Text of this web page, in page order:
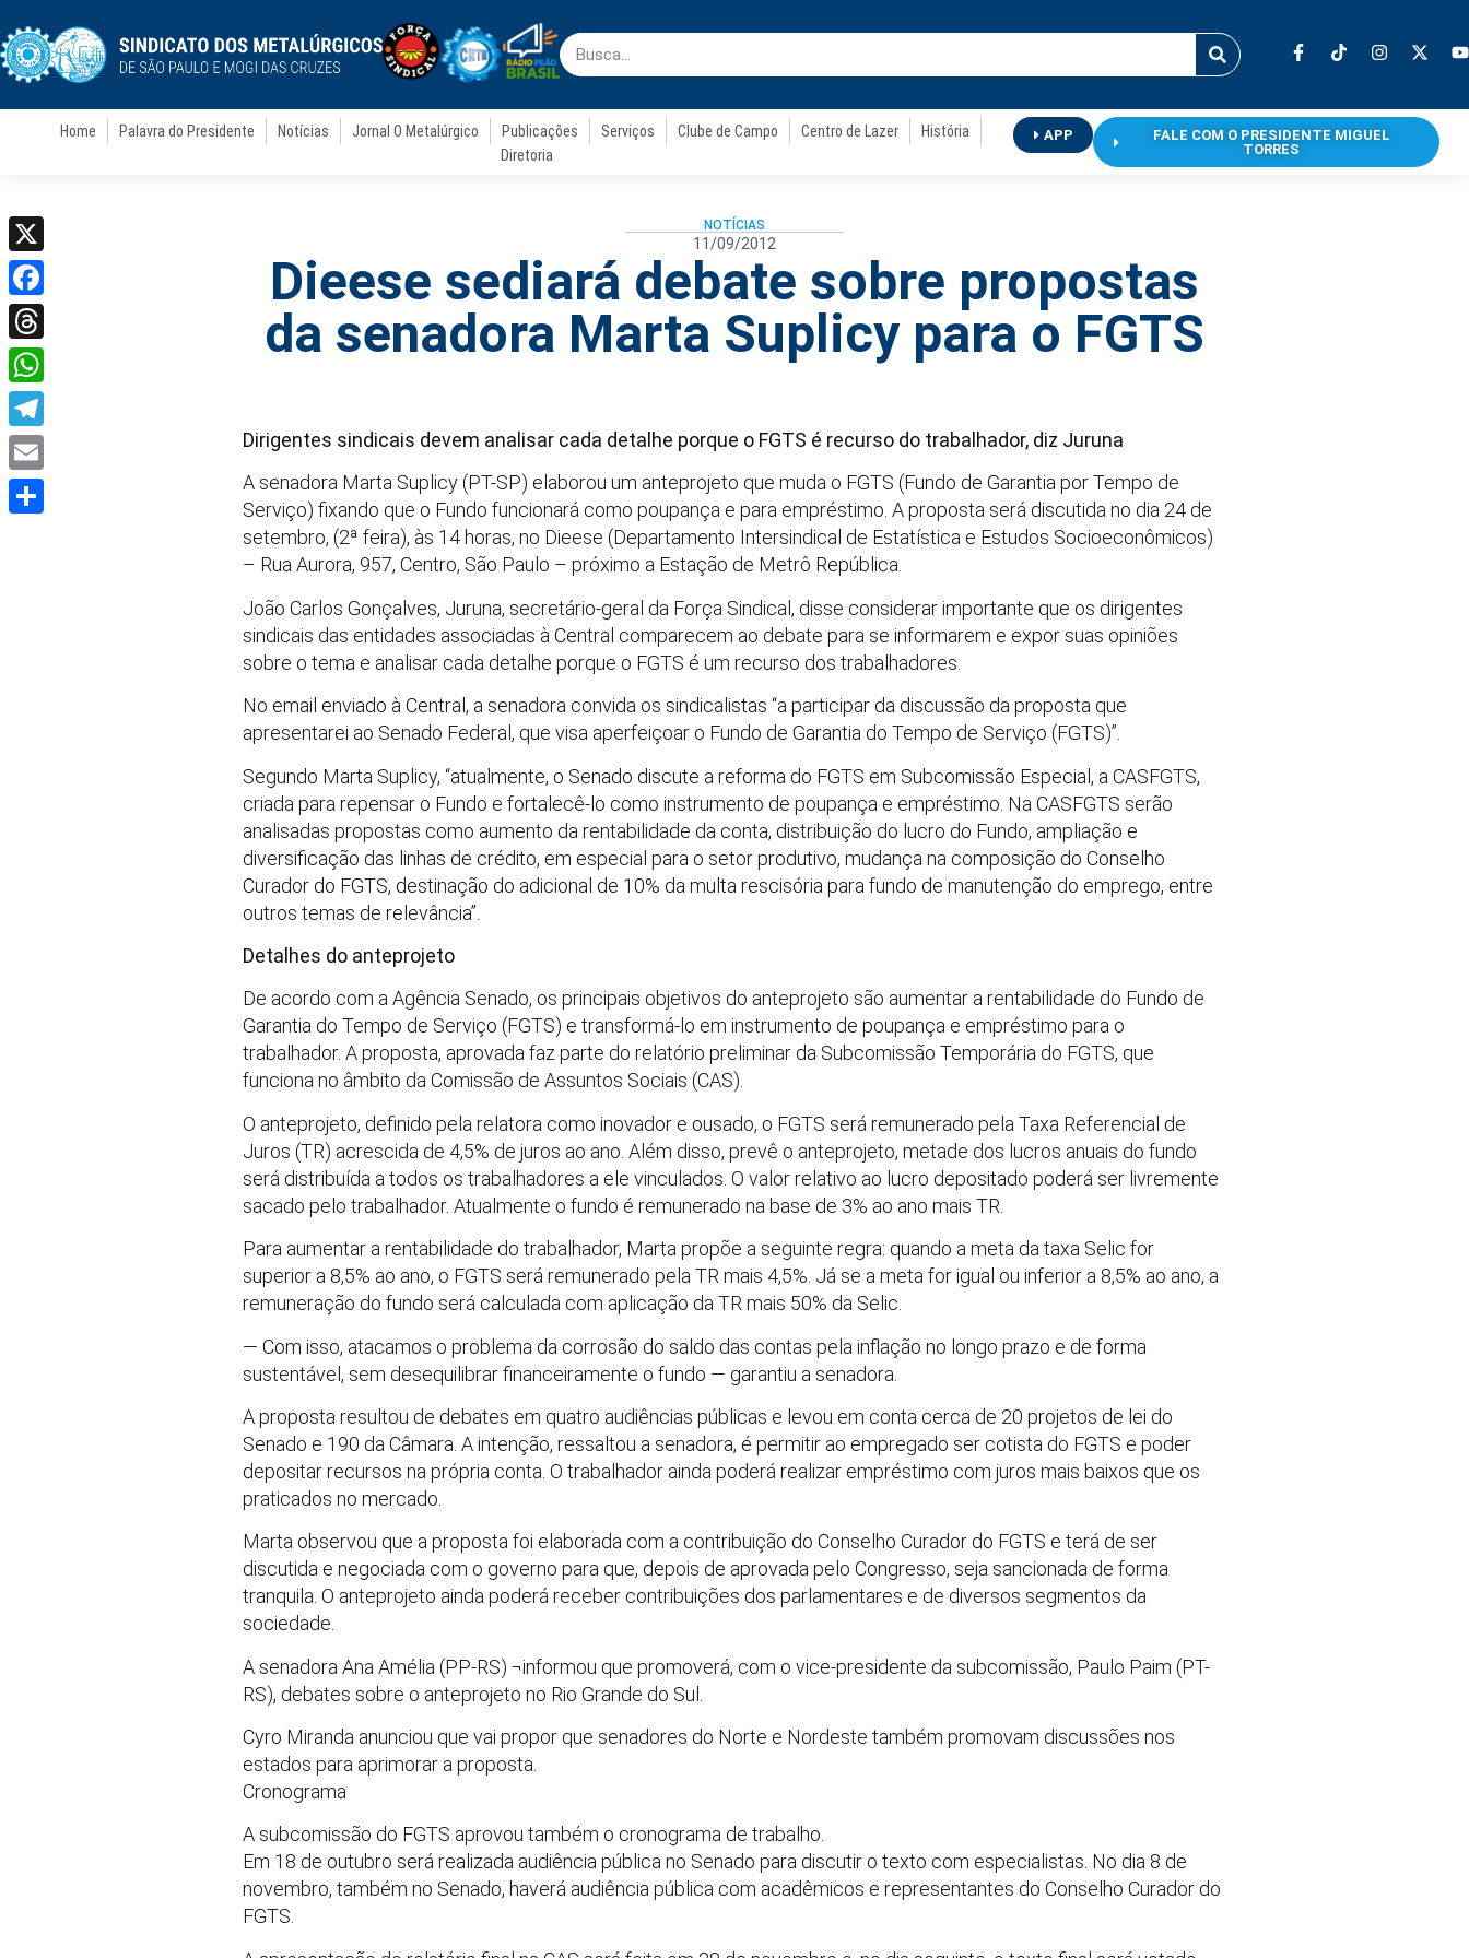
Home Palavra do Presidente Notícias Jornal O Metalúrgico Publicações Serviços Clube de Campo Centro de Lazer
História
Diretoria
APP
FALE COM O PRESIDENTE MIGUEL
TORRES
NOTÍCIAS
11/09/2012
Dieese sediará debate sobre propostas
da senadora Marta Suplicy para o FGTS
Dirigentes sindicais devem analisar cada detalhe porque o FGTS é recurso do trabalhador, diz Juruna
A senadora Marta Suplicy (PT-SP) elaborou um anteprojeto que muda o FGTS (Fundo de Garantia por Tempo de
Serviço) fixando que o Fundo funcionará como poupança e para empréstimo. A proposta será discutida no dia 24 de
setembro, (2ª feira), às 14 horas, no Dieese (Departamento Intersindical de Estatística e Estudos Socioeconômicos)
– Rua Aurora, 957, Centro, São Paulo – próximo a Estação de Metrô República.
João Carlos Gonçalves, Juruna, secretário-geral da Força Sindical, disse considerar importante que os dirigentes
sindicais das entidades associadas à Central comparecem ao debate para se informarem e expor suas opiniões
sobre o tema e analisar cada detalhe porque o FGTS é um recurso dos trabalhadores.
No email enviado à Central, a senadora convida os sindicalistas “a participar da discussão da proposta que
apresentarei ao Senado Federal, que visa aperfeiçoar o Fundo de Garantia do Tempo de Serviço (FGTS)”.
Segundo Marta Suplicy, “atualmente, o Senado discute a reforma do FGTS em Subcomissão Especial, a CASFGTS,
criada para repensar o Fundo e fortalecê-lo como instrumento de poupança e empréstimo. Na CASFGTS serão
analisadas propostas como aumento da rentabilidade da conta, distribuição do lucro do Fundo, ampliação e
diversificação das linhas de crédito, em especial para o setor produtivo, mudança na composição do Conselho
Curador do FGTS, destinação do adicional de 10% da multa rescisória para fundo de manutenção do emprego, entre
outros temas de relevância”.
Detalhes do anteprojeto
De acordo com a Agência Senado, os principais objetivos do anteprojeto são aumentar a rentabilidade do Fundo de
Garantia do Tempo de Serviço (FGTS) e transformá-lo em instrumento de poupança e empréstimo para o
trabalhador. A proposta, aprovada faz parte do relatório preliminar da Subcomissão Temporária do FGTS, que
funciona no âmbito da Comissão de Assuntos Sociais (CAS).
O anteprojeto, definido pela relatora como inovador e ousado, o FGTS será remunerado pela Taxa Referencial de
Juros (TR) acrescida de 4,5% de juros ao ano. Além disso, prevê o anteprojeto, metade dos lucros anuais do fundo
será distribuída a todos os trabalhadores a ele vinculados. O valor relativo ao lucro depositado poderá ser livremente
sacado pelo trabalhador. Atualmente o fundo é remunerado na base de 3% ao ano mais TR.
Para aumentar a rentabilidade do trabalhador, Marta propõe a seguinte regra: quando a meta da taxa Selic for
superior a 8,5% ao ano, o FGTS será remunerado pela TR mais 4,5%. Já se a meta for igual ou inferior a 8,5% ao ano, a
remuneração do fundo será calculada com aplicação da TR mais 50% da Selic.
— Com isso, atacamos o problema da corrosão do saldo das contas pela inflação no longo prazo e de forma
sustentável, sem desequilibrar financeiramente o fundo — garantiu a senadora.
A proposta resultou de debates em quatro audiências públicas e levou em conta cerca de 20 projetos de lei do
Senado e 190 da Câmara. A intenção, ressaltou a senadora, é permitir ao empregado ser cotista do FGTS e poder
depositar recursos na própria conta. O trabalhador ainda poderá realizar empréstimo com juros mais baixos que os
praticados no mercado.
Marta observou que a proposta foi elaborada com a contribuição do Conselho Curador do FGTS e terá de ser
discutida e negociada com o governo para que, depois de aprovada pelo Congresso, seja sancionada de forma
tranquila. O anteprojeto ainda poderá receber contribuições dos parlamentares e de diversos segmentos da
sociedade.
A senadora Ana Amélia (PP-RS) ¬informou que promoverá, com o vice-presidente da subcomissão, Paulo Paim (PT-
RS), debates sobre o anteprojeto no Rio Grande do Sul.
Cyro Miranda anunciou que vai propor que senadores do Norte e Nordeste também promovam discussões nos
estados para aprimorar a proposta.
Cronograma
A subcomissão do FGTS aprovou também o cronograma de trabalho.
Em 18 de outubro será realizada audiência pública no Senado para discutir o texto com especialistas. No dia 8 de
novembro, também no Senado, haverá audiência pública com acadêmicos e representantes do Conselho Curador do
FGTS.
X
Facebook
Threads
WhatsApp
Telegram
Email